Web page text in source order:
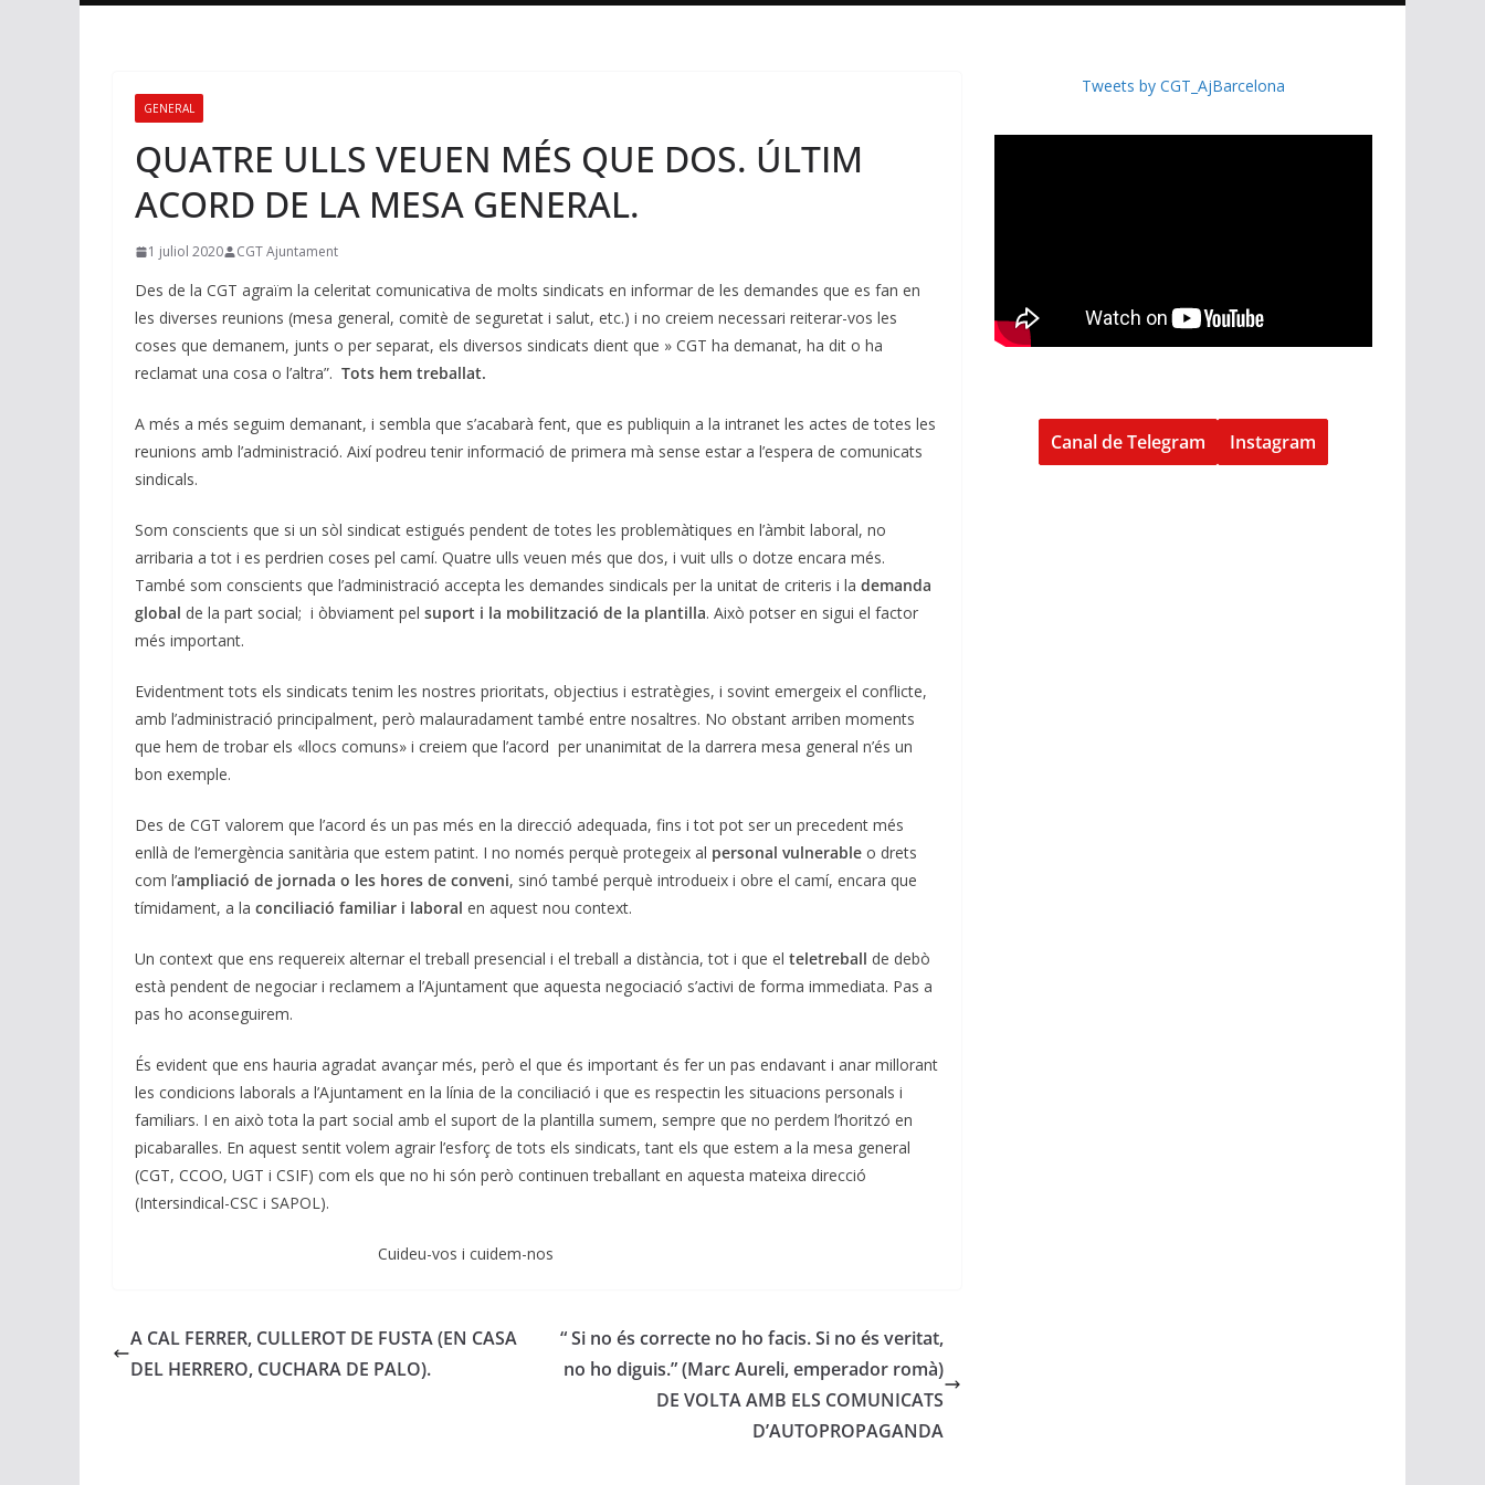
GENERAL
QUATRE ULLS VEUEN MÉS QUE DOS. ÚLTIM
ACORD DE LA MESA GENERAL.
1 juliol 2020 CGT Ajuntament
Des de la CGT agraïm la celeritat comunicativa de molts sindicats en informar de les demandes que es fan en
les diverses reunions (mesa general, comitè de seguretat i salut, etc.) i no creiem necessari reiterar-vos les
coses que demanem, junts o per separat, els diversos sindicats dient que » CGT ha demanat, ha dit o ha
reclamat una cosa o l’altra”. Tots hem treballat.
A més a més seguim demanant, i sembla que s’acabarà fent, que es publiquin a la intranet les actes de totes les
reunions amb l’administració. Així podreu tenir informació de primera mà sense estar a l’espera de comunicats
sindicals.
Som conscients que si un sòl sindicat estigués pendent de totes les problemàtiques en l’àmbit laboral, no
arribaria a tot i es perdrien coses pel camí. Quatre ulls veuen més que dos, i vuit ulls o dotze encara més.
També som conscients que l’administració accepta les demandes sindicals per la unitat de criteris i la demanda
global de la part social; i òbviament pel suport i la mobilització de la plantilla. Això potser en sigui el factor
més important.
Evidentment tots els sindicats tenim les nostres prioritats, objectius i estratègies, i sovint emergeix el conflicte,
amb l’administració principalment, però malauradament també entre nosaltres. No obstant arriben moments
que hem de trobar els «llocs comuns» i creiem que l’acord per unanimitat de la darrera mesa general n’és un
bon exemple.
Des de CGT valorem que l’acord és un pas més en la direcció adequada, fins i tot pot ser un precedent més
enllà de l’emergència sanitària que estem patint. I no només perquè protegeix al personal vulnerable o drets
com l’ampliació de jornada o les hores de conveni, sinó també perquè introdueix i obre el camí, encara que
tímidament, a la conciliació familiar i laboral en aquest nou context.
Un context que ens requereix alternar el treball presencial i el treball a distància, tot i que el teletreball de debò
està pendent de negociar i reclamem a l’Ajuntament que aquesta negociació s’activi de forma immediata. Pas a
pas ho aconseguirem.
És evident que ens hauria agradat avançar més, però el que és important és fer un pas endavant i anar millorant
les condicions laborals a l’Ajuntament en la línia de la conciliació i que es respectin les situacions personals i
familiars. I en això tota la part social amb el suport de la plantilla sumem, sempre que no perdem l’horitzó en
picabaralles. En aquest sentit volem agrair l’esforç de tots els sindicats, tant els que estem a la mesa general
(CGT, CCOO, UGT i CSIF) com els que no hi són però continuen treballant en aquesta mateixa direcció
(Intersindical-CSC i SAPOL).
Cuideu-vos i cuidem-nos
A CAL FERRER, CULLEROT DE FUSTA (EN CASA
DEL HERRERO, CUCHARA DE PALO).
“ Si no és correcte no ho facis. Si no és veritat,
no ho diguis.” (Marc Aureli, emperador romà)
DE VOLTA AMB ELS COMUNICATS
D’AUTOPROPAGANDA
Tweets by CGT_AjBarcelona
Canal de Telegram Instagram